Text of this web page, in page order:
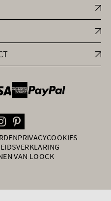
PRIVACYCOOKIES
VAN LOOCK